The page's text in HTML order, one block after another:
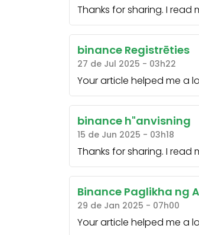
Thanks for sharing. I
binance Registrēties
27 de Jul 2025 - 03h22
Your article helped me a
binance h"anvisning
15 de Jun 2025 - 03h18
Thanks for sharing. I
Binance Paglikha ng
29 de Jan 2025 - 07h00
Your article helped me a